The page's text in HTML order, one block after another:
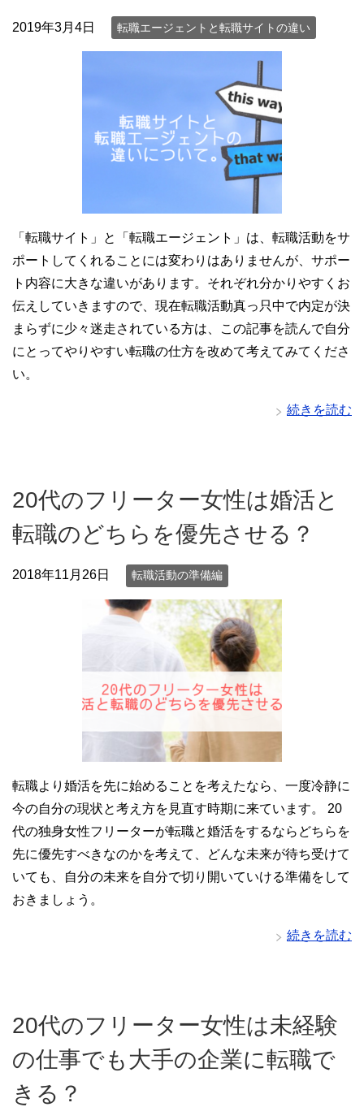
2019年3月4日 転職エージェントと転職サイトの違い
「転職サイト」と「転職エージェント」は、転職活動をサ
ポートしてくれることには変わりはありませんが、サポー
ト内容に大きな違いがあります。それぞれ分かりやすくお
伝えしていきますので、現在転職活動真っ只中で内定が決
まらずに少々迷走されている方は、この記事を読んで自分
にとってやりやすい転職の仕方を改めて考えてみてくださ
い。
続きを読む
20代のフリーター女性は婚活と
転職のどちらを優先させる？
2018年11月26日 転職活動の準備編
転職より婚活を先に始めることを考えたなら、一度冷静に
今の自分の現状と考え方を見直す時期に来ています。 20
代の独身女性フリーターが転職と婚活をするならどちらを
先に優先すべきなのかを考えて、どんな未来が待ち受けて
いても、自分の未来を自分で切り開いていける準備をして
おきましょう。
続きを読む
20代のフリーター女性は未経験
の仕事でも大手の企業に転職で
きる？